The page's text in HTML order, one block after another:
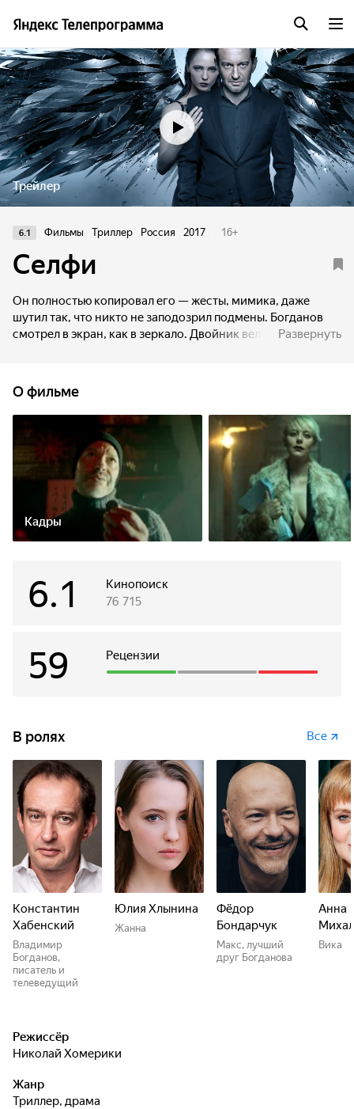
Трейлер
6.1 Фильмы Триллер Россия 2017 16+
Селфи
Он полностью копировал его — жесты, мимика, даже
шутил так, что никто не заподозрил подмены. Богданов
смотрел в экран, как в зеркало. Двойник вел его
Это произошло вмиг — раз — тебя стерли, твою личность,
и тут бессильны лучшие психоаналитики. Публичный и
успешный, остроумный и циничный, Богданов лишился
всего, чего добивался годами, выстраивая свою карьеру и
жизнь. И теперь он отчетливо понимал: копия лучше и
честнее его самого, битва за себя проиграна. И только
дочь хочет вернуть истинного Богданова…
Развернуть
О фильме
Кадры
Кинопоиск
6.1 76 715
Рецензии
59
В ролях Все
Константин
Хабенский
Владимир
Богданов,
писатель и
телеведущий
Юлия Хлынина
Жанна
Фёдор
Бондарчук
Макс, лучший
друг Богданова
Анна
Вика
Режиссёр
Николай Хомерики
Жанр
триллер, драма